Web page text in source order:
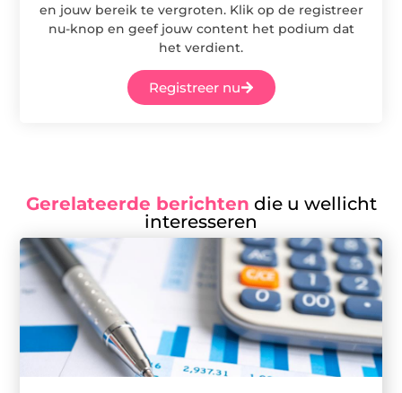
en jouw bereik te vergroten. Klik op de registreer
nu-knop en geef jouw content het podium dat
het verdient.
Registreer nu
Gerelateerde berichten die u wellicht
interesseren